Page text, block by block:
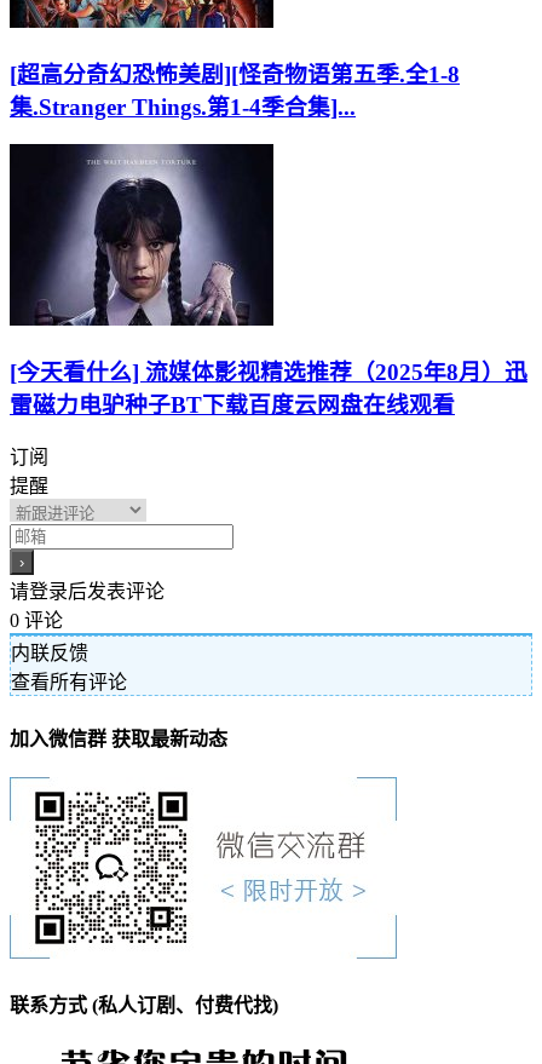
[超高分奇幻恐怖美剧][怪奇物语第五季.全1-8
集.Stranger Things.第1-4季合集]...
[今天看什么] 流媒体影视精选推荐（2025年8月）迅
雷磁力电驴种子BT下载百度云网盘在线观看
订阅
提醒
请登录后发表评论
0 评论
内联反馈
查看所有评论
加入微信群 获取最新动态
联系方式 (私人订剧、付费代找)